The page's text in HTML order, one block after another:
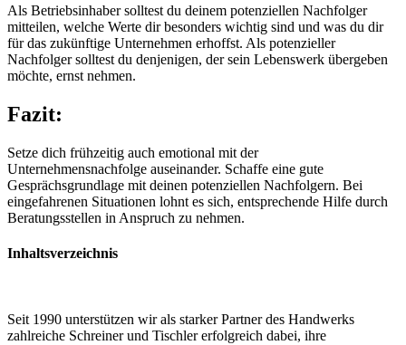
Als Betriebsinhaber solltest du deinem potenziellen Nachfolger
mitteilen, welche Werte dir besonders wichtig sind und was du dir
für das zukünftige Unternehmen erhoffst. Als potenzieller
Nachfolger solltest du denjenigen, der sein Lebenswerk übergeben
möchte, ernst nehmen.
Fazit:
Setze dich frühzeitig auch emotional mit der
Unternehmensnachfolge auseinander. Schaffe eine gute
Gesprächsgrundlage mit deinen potenziellen Nachfolgern. Bei
eingefahrenen Situationen lohnt es sich, entsprechende Hilfe durch
Beratungsstellen in Anspruch zu nehmen.
Inhaltsverzeichnis
Seit 1990 unterstützen wir als starker Partner des Handwerks
zahlreiche Schreiner und Tischler erfolgreich dabei, ihre